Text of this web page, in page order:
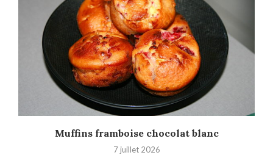
Muffins framboise chocolat blanc
7 juillet 2026